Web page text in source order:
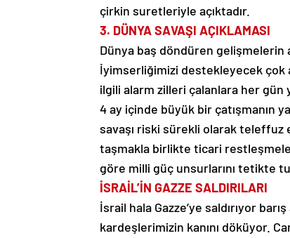
çirkin suretleriyle açıktadır.
3. DÜNYA SAVAŞI AÇIKLAMASI
Dünya baş döndüren gelişmelerin
İyimserliğimizi destekleyecek çok
ilgili alarm zilleri çalanlara her
4 ay içinde büyük bir çatışmanın
savaşı riski sürekli olarak
taşmakla birlikte ticari
göre milli güç unsurlarını tetikte
İSRAİL’İN GAZZE SALDIRILARI
İsrail hala Gazze’ye saldırıyor
kardeşlerimizin kanını döküyor.